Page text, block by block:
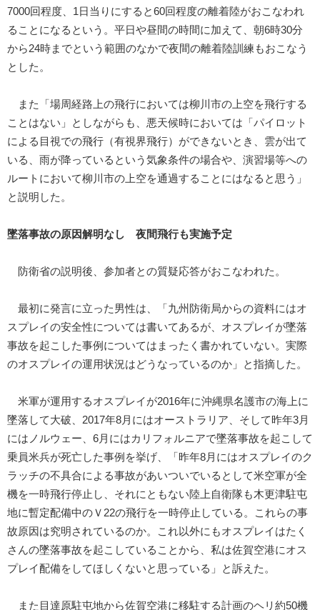
7000回程度、1日当りにすると60回程度の離着陸がおこなわれ
ることになるという。平日や昼間の時間に加えて、朝6時30分
から24時までという範囲のなかで夜間の離着陸訓練もおこなう
とした。
また「場周経路上の飛行においては柳川市の上空を飛行する
ことはない」としながらも、悪天候時においては「パイロット
による目視での飛行（有視界飛行）ができないとき、雲が出て
いる、雨が降っているという気象条件の場合や、演習場等への
ルートにおいて柳川市の上空を通過することにはなると思う」
と説明した。
墜落事故の原因解明なし 夜間飛行も実施予定
防衛省の説明後、参加者との質疑応答がおこなわれた。
最初に発言に立った男性は、「九州防衛局からの資料にはオ
スプレイの安全性については書いてあるが、オスプレイが墜落
事故を起こした事例についてはまったく書かれていない。実際
のオスプレイの運用状況はどうなっているのか」と指摘した。
米軍が運用するオスプレイが2016年に沖縄県名護市の海上に
墜落して大破、2017年8月にはオーストラリア、そして昨年3月
にはノルウェー、6月にはカリフォルニアで墜落事故を起こして
乗員米兵が死亡した事例を挙げ、「昨年8月にはオスプレイのク
ラッチの不具合による事故があいついでいるとして米空軍が全
機を一時飛行停止し、それにともない陸上自衛隊も木更津駐屯
地に暫定配備中のＶ22の飛行を一時停止している。これらの事
故原因は究明されているのか。これ以外にもオスプレイはたく
さんの墜落事故を起こしていることから、私は佐賀空港にオス
プレイ配備をしてほしくないと思っている」と訴えた。
また目達原駐屯地から佐賀空港に移駐する計画のヘリ約50機